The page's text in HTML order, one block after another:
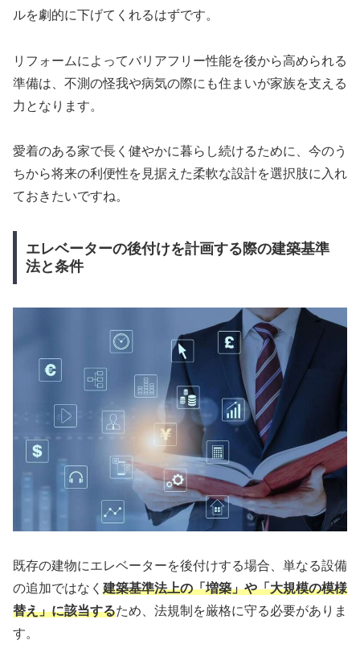
ルを劇的に下げてくれるはずです。
リフォームによってバリアフリー性能を後から高められる
準備は、不測の怪我や病気の際にも住まいが家族を支える
力となります。
愛着のある家で長く健やかに暮らし続けるために、今のう
ちから将来の利便性を見据えた柔軟な設計を選択肢に入れ
ておきたいですね。
エレベーターの後付けを計画する際の建築基準
法と条件
既存の建物にエレベーターを後付けする場合、単なる設備
の追加ではなく 建築基準法上の「増築」や「大規模の模様
替え」に該当するため、法規制を厳格に守る必要がありま
す。